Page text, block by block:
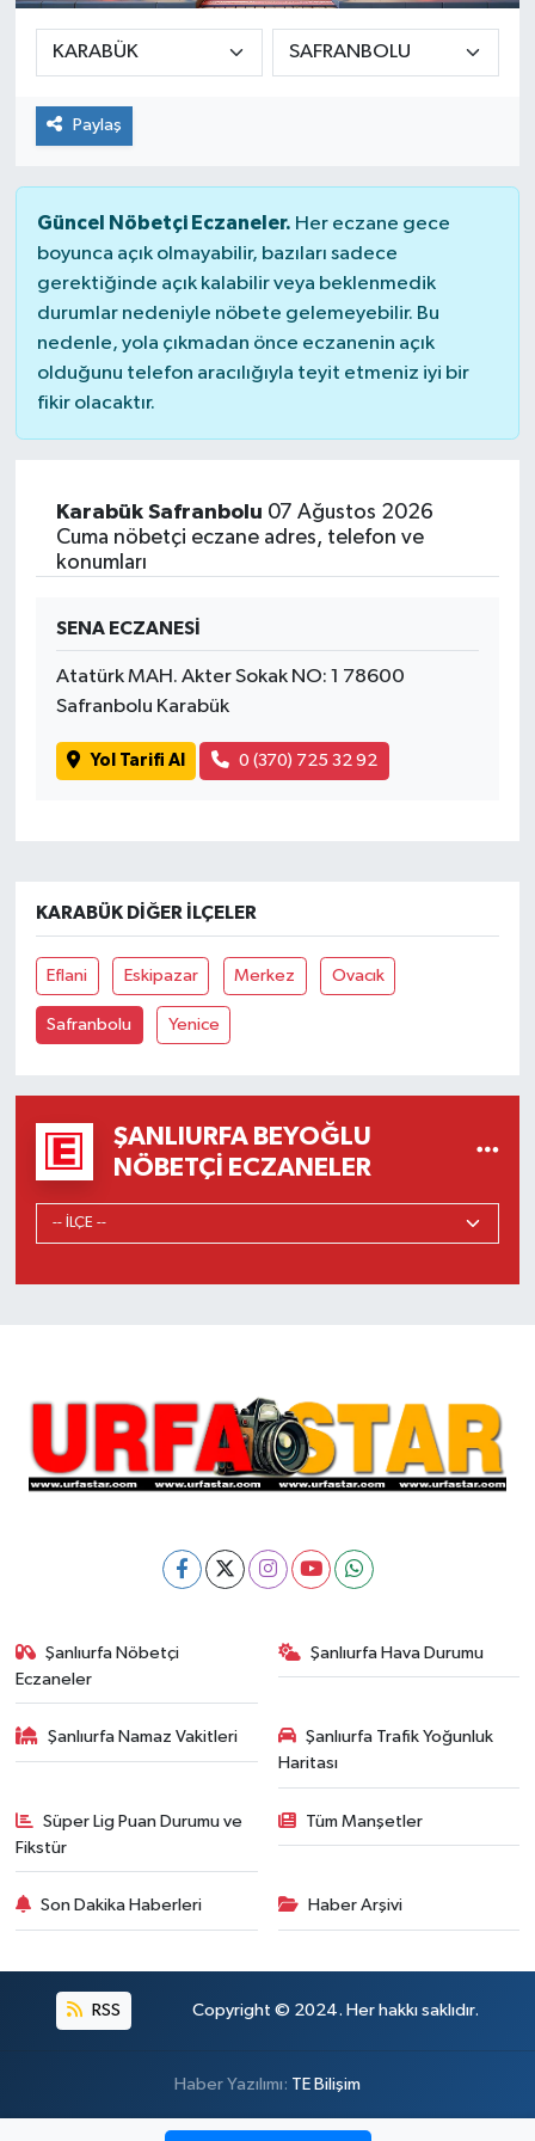
Paylaş
Güncel Nöbetçi Eczaneler. Her eczane gece
boyunca açık olmayabilir, bazıları sadece
gerektiğinde açık kalabilir veya beklenmedik
durumlar nedeniyle nöbete gelemeyebilir. Bu
nedenle, yola çıkmadan önce eczanenin açık
olduğunu telefon aracılığıyla teyit etmeniz iyi bir
fikir olacaktır.
Karabük Safranbolu 07 Ağustos 2026
Cuma nöbetçi eczane adres, telefon ve
konumları
SENA ECZANESİ
Atatürk MAH. Akter Sokak NO: 1 78600
Safranbolu Karabük
Yol Tarifi Al 0 (370) 725 32 92
KARABÜK DIĞER İLÇELER
Eflani Eskipazar Merkez Ovacık
Safranbolu Yenice
ŞANLIURFA BEYOĞLU
NÖBETÇI ECZANELER
Şanlıurfa Nöbetçi
Eczaneler
Şanlıurfa Hava Durumu
Şanlıurfa Namaz Vakitleri
Şanlıurfa Trafik Yoğunluk
Haritası
Süper Lig Puan Durumu ve
Fikstür
Tüm Manşetler
Son Dakika Haberleri Haber Arşivi
RSS Copyright © 2024. Her hakkı saklıdır.
Haber Yazılımı: TE Bilişim